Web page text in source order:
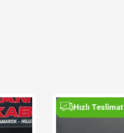
Hızlı Teslimat